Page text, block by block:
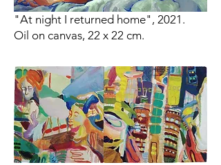
"At night I returned home", 2021.
Oil on canvas, 22 x 22 cm.